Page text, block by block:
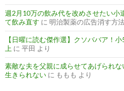
週2月10万の飲み代を改めさせたい小
て飲み直す に 明治製薬の広告消す方
【日曜に読む傑作選】クソババア！
上 に 平田 より
素敵な夫を父親に成らせてあげられ
生きられない に ももも より